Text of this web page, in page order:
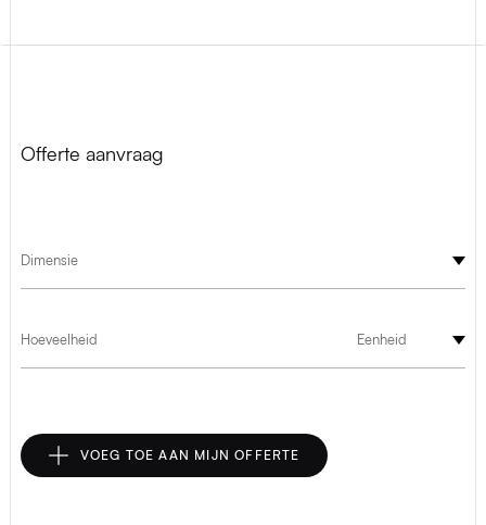
Offerte aanvraag
Dimensie
Hoeveelheid Eenheid
VOEG TOE AAN MIJN OFFERTE